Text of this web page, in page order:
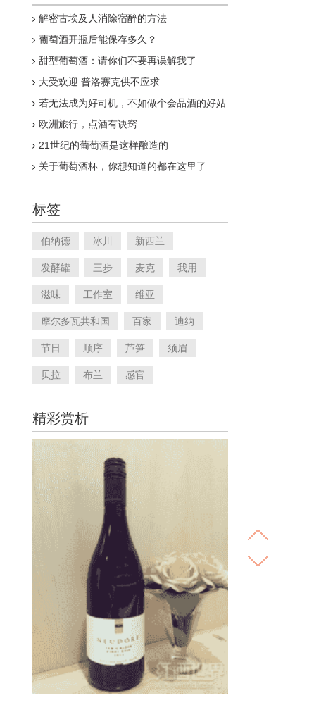
解密古埃及人消除宿醉的方法
葡萄酒开瓶后能保存多久？
甜型葡萄酒：请你们不要再误解我了
大受欢迎 普洛赛克供不应求
若无法成为好司机，不如做个会品酒的好姑
欧洲旅行，点酒有诀窍
21世纪的葡萄酒是这样酿造的
关于葡萄酒杯，你想知道的都在这里了
标签
伯纳德 冰川 新西兰
发酵罐 三步 麦克 我用
滋味 工作室 维亚
摩尔多瓦共和国 百家 迪纳
节日 顺序 芦笋 须眉
贝拉 布兰 感官
精彩赏析